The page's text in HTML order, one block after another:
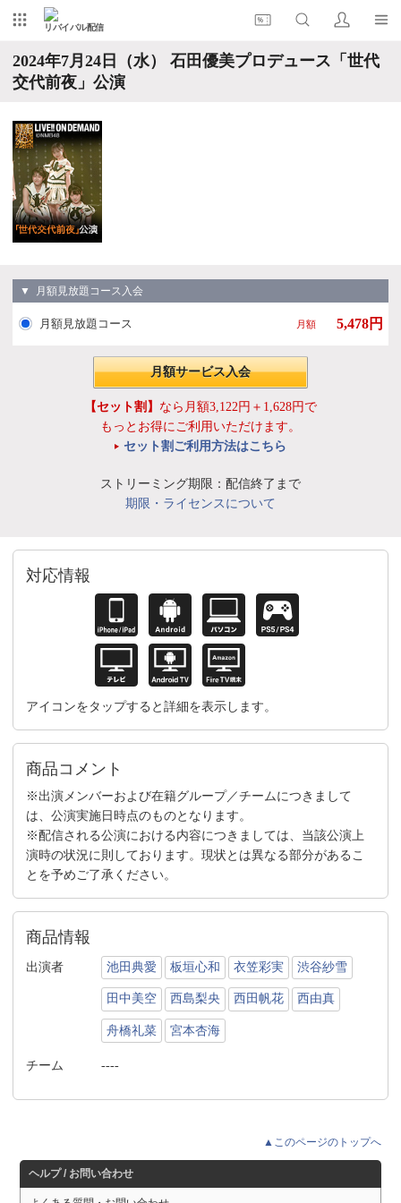
リバイバル配信
2024年7月24日（水） 石田優美プロデュース「世代
交代前夜」公演
▼ 月額見放題コース入会
月額見放題コース 月額 5,478円
月額サービス入会
【セット割】 なら月額3,122円＋1,628円で
もっとお得にご利用いただけます。
セット割ご利用方法はこちら
ストリーミング期限：配信終了まで
期限・ライセンスについて
対応情報
アイコンをタップすると詳細を表示します。
商品コメント
※出演メンバーおよび在籍グループ／チームにつきまして
は、公演実施日時点のものとなります。
※配信される公演における内容につきましては、当該公演上
演時の状況に則しております。現状とは異なる部分があるこ
とを予めご了承ください。
商品情報
出演者 池田典愛 板垣心和 衣笠彩実 渋谷紗雪
田中美空 西島梨央 西田帆花 西由真
舟橋礼菜 宮本杏海
チーム ----
▲このページのトップへ
ヘルプ / お問い合わせ